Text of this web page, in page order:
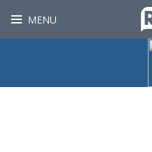
MENU